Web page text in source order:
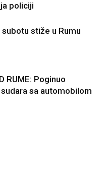
policiji
subotu stiže u Rumu
RUME: Poginuo
sa automobilom